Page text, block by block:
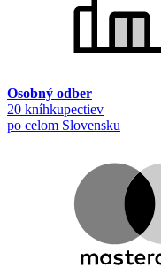
Osobný odber
20 kníhkupectiev
po celom Slovensku